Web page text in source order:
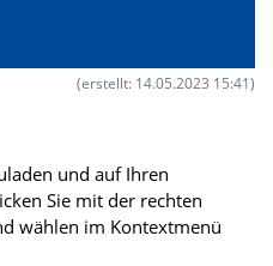
(erstellt: 14.05.2023 15:41)
und auf Ihren
Sie mit der rechten
wählen im Kontextmenü